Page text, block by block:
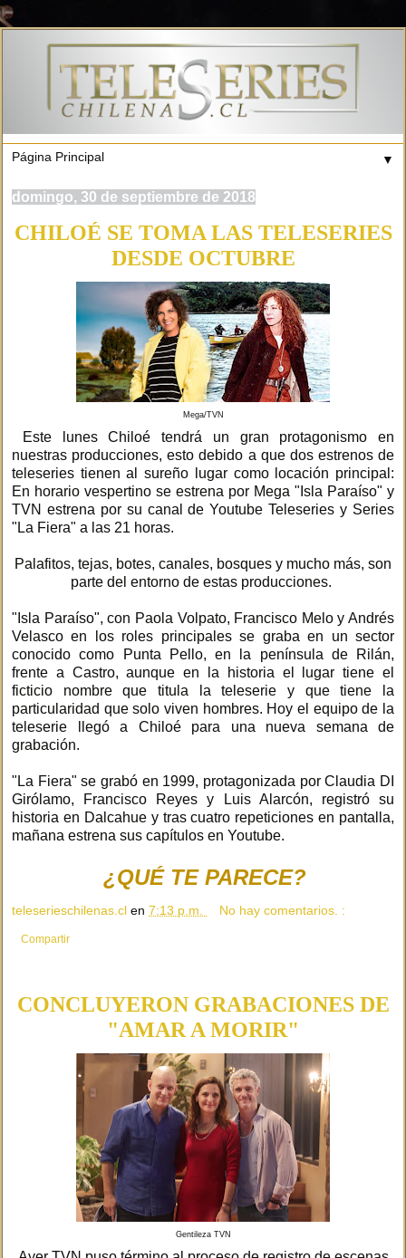
▼
domingo, 30 de septiembre de 2018
CHILOÉ SE TOMA LAS TELESERIES
DESDE OCTUBRE
Mega/TVN
Este lunes Chiloé tendrá un gran protagonismo en
nuestras producciones, esto debido a que dos estrenos de
teleseries tienen al sureño lugar como locación principal:
En horario vespertino se estrena por Mega "Isla Paraíso" y
TVN estrena por su canal de Youtube Teleseries y Series
"La Fiera" a las 21 horas.
Palafitos, tejas, botes, canales, bosques y mucho más, son
parte del entorno de estas producciones.
"Isla Paraíso", con Paola Volpato, Francisco Melo y Andrés
Velasco en los roles principales se graba en un sector
conocido como Punta Pello, en la península de Rilán,
frente a Castro, aunque en la historia el lugar tiene el
ficticio nombre que titula la teleserie y que tiene la
particularidad que solo viven hombres. Hoy el equipo de la
teleserie llegó a Chiloé para una nueva semana de
grabación.
"La Fiera" se grabó en 1999, protagonizada por Claudia DI
Girólamo, Francisco Reyes y Luis Alarcón, registró su
historia en Dalcahue y tras cuatro repeticiones en pantalla,
mañana estrena sus capítulos en Youtube.
¿QUÉ TE PARECE?
teleserieschilenas.cl en 7:13 p.m. No hay comentarios. :
Compartir
CONCLUYERON GRABACIONES DE
"AMAR A MORIR"
Gentileza TVN